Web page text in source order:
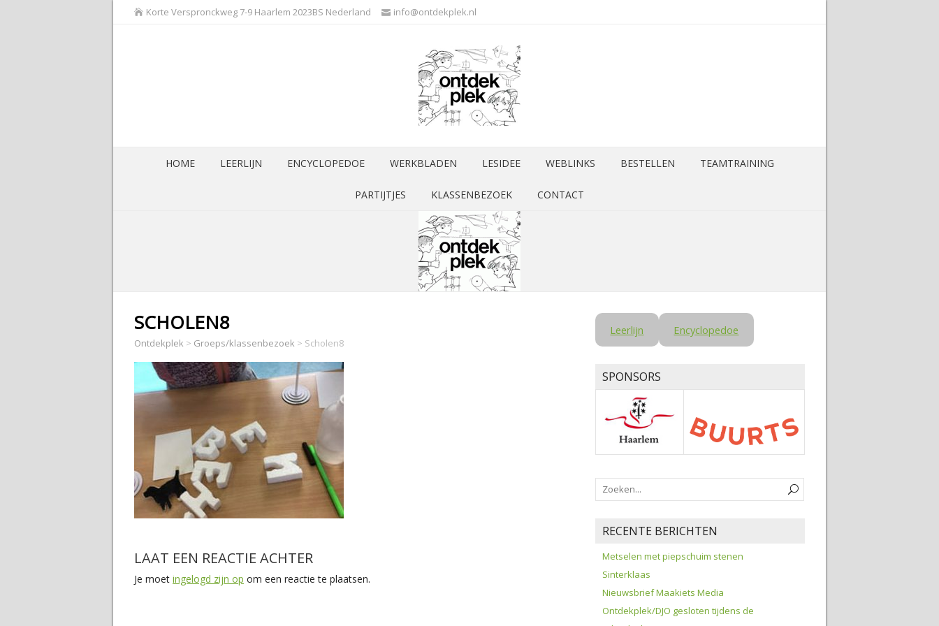
Korte Verspronckweg 7-9 Haarlem 2023BS Nederland info@ontdekplek.nl
HOME LEERLIJN ENCYCLOPEDOE WERKBLADEN LESIDEE WEBLINKS BESTELLEN TEAMTRAINING
PARTIJTJES KLASSENBEZOEK CONTACT
SCHOLEN8
Ontdekplek > Groeps/klassenbezoek > Scholen8
LAAT EEN REACTIE ACHTER
Je moet ingelogd zijn op om een reactie te plaatsen.
Leerlijn Encyclopedoe
SPONSORS
RECENTE BERICHTEN
Metselen met piepschuim stenen
Sinterklaas
Nieuwsbrief Maakiets Media
Ontdekplek/DJO gesloten tijdens de